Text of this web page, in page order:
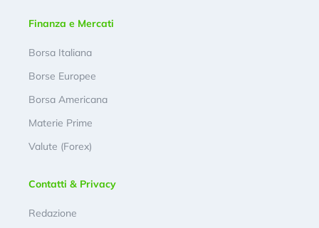
Finanza e Mercati
Borsa Italiana
Borse Europee
Borsa Americana
Materie Prime
Valute (Forex)
Contatti & Privacy
Redazione